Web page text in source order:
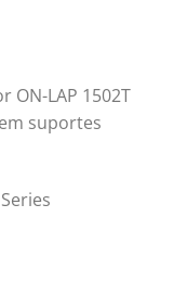
ON-LAP 1502T
suportes